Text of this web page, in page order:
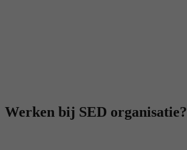
Werken bij SED organisatie?